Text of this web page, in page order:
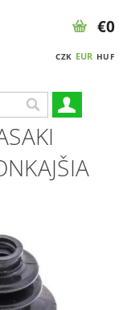
CZK EUR HUF
€0